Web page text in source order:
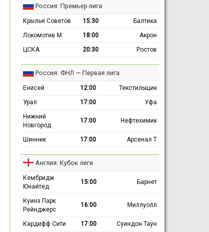
Россия: Премьер-лига
Крылья Советов 15:30
Балтика
Локомотив М
18:00
Акрон
ЦСКА
20:30 Ростов
Россия: ФНЛ — Первая лига
Енисей 12:00
Текстильщик
Урал
17:00
Уфа
Нижний
Новгород
17:00 Нефтехимик
Шинник 17:00 Арсенал Т
Англия: Кубок лиги
Кембридж
Юнайтед
15:00 Барнет
Куинз Парк
Рейнджерс
16:00 Миллуолл
Кардифф Сити 17:00 Суиндон Таун